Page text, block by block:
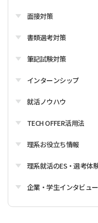
面接対策
書類選考対策
筆記試験対策
インターンシップ
就活ノウハウ
TECH OFFER活用法
理系お役立ち情報
理系就活のES・選考体
企業・学生インタビュー